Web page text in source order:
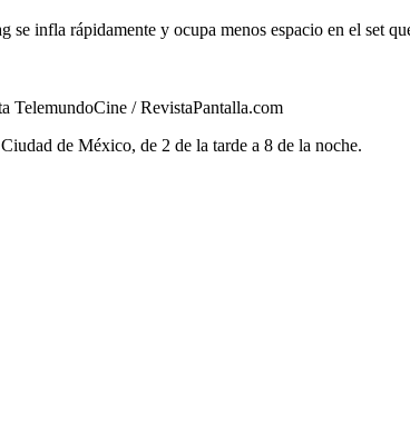
infla rápidamente y ocupa menos espacio en el set
TelemundoCine / RevistaPantalla.com
de México, de 2 de la tarde a 8 de la noche.